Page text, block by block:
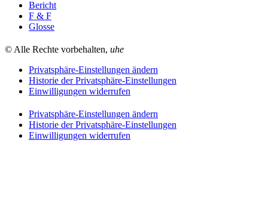
Bericht
F & F
Glosse
© Alle Rechte vorbehalten, uhe
Privatsphäre-Einstellungen ändern
Historie der Privatsphäre-Einstellungen
Einwilligungen widerrufen
Privatsphäre-Einstellungen ändern
Historie der Privatsphäre-Einstellungen
Einwilligungen widerrufen